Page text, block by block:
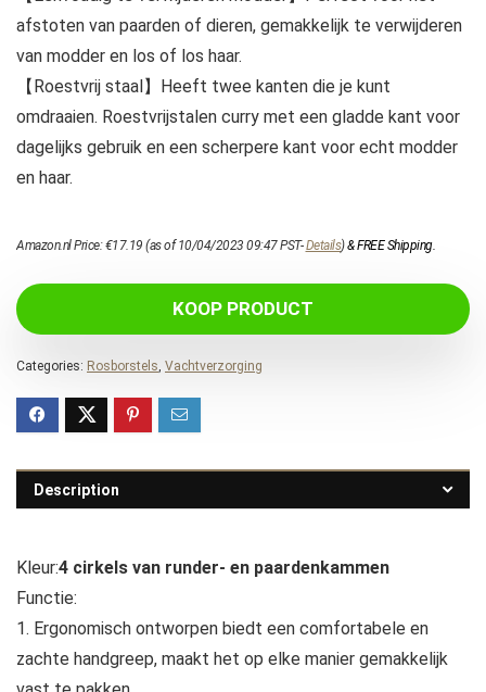
afstoten van paarden of dieren, gemakkelijk te verwijderen
van modder en los of los haar.
【Roestvrij staal】Heeft twee kanten die je kunt
omdraaien. Roestvrijstalen curry met een gladde kant voor
dagelijks gebruik en een scherpere kant voor echt modder
en haar.
Amazon.nl Price:€17.19 (as of 10/04/2023 09:47 PST-Details)&FREE Shipping.
KOOP PRODUCT
Categories: Rosborstels Vachtverzorging
Description
Kleur:4 cirkels van runder- en paardenkammen
Functie:
1. Ergonomisch ontworpen biedt een comfortabele en
zachte handgreep, maakt het op elke manier gemakkelijk